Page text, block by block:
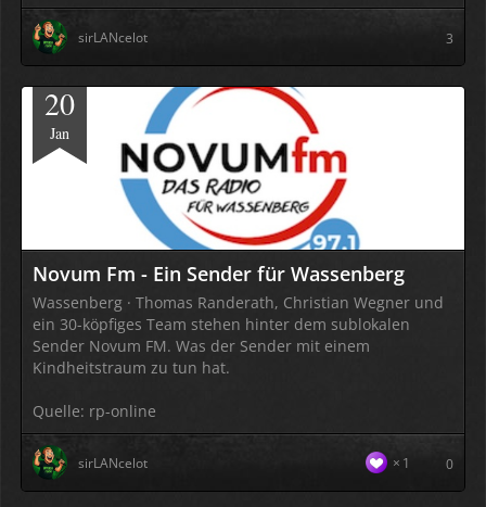
sirLANcelot 3
20
Jan
Novum Fm - Ein Sender für Wassenberg
Wassenberg · Thomas Randerath, Christian Wegner und
ein 30-köpfiges Team stehen hinter dem sublokalen
Sender Novum FM. Was der Sender mit einem
Kindheitstraum zu tun hat.
Quelle: rp-online
sirLANcelot 1 0